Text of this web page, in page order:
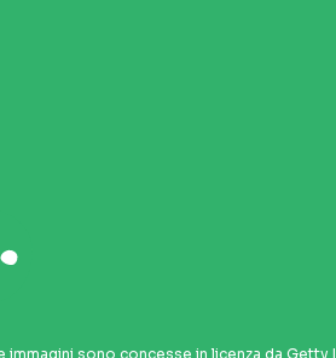
sono concesse in licenza da Getty